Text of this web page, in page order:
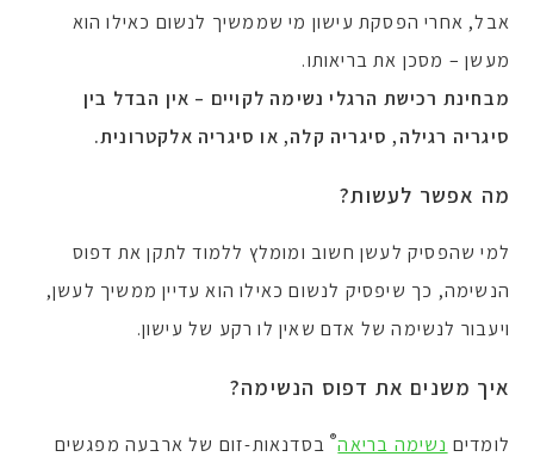
אבל, אחרי הפסקת עישון מי שממשיך לנשום כאילו הוא
מעשן – מסכן את בריאותו.
מבחינת רכישת הרגלי נשימה לקויים – אין הבדל בין
סיגריה רגילה, סיגריה קלה, או סיגריה אלקטרונית.
מה אפשר לעשות?
למי שהפסיק לעשן חשוב ומומלץ ללמוד לתקן את דפוס
הנשימה, כך שיפסיק לנשום כאילו הוא עדיין ממשיך לעשן,
ויעבור לנשימה של אדם שאין לו רקע של עישון.
איך משנים את דפוס הנשימה?
לומדים נשימה בריאה®בסדנאות-זום של ארבעה מפגשים